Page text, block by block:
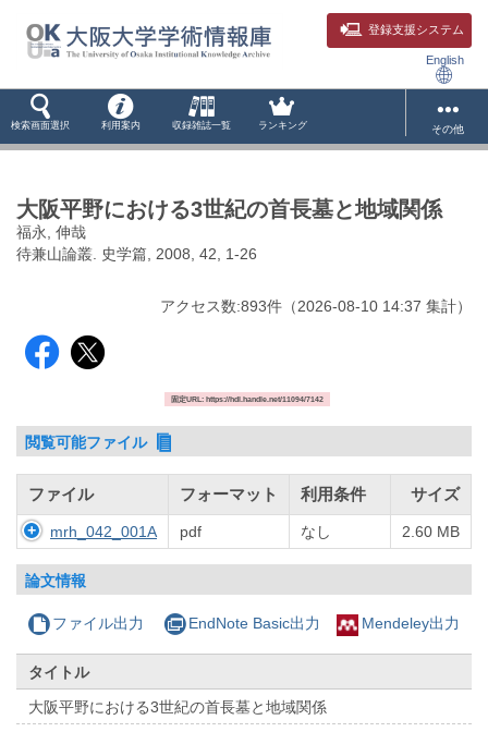
登録支援システム
English
検索画面選択 利用案内 収録雑誌一覧 ランキング その他
大阪平野における3世紀の首長墓と地域関係
福永, 伸哉
待兼山論叢. 史学篇, 2008, 42, 1-26
アクセス数:893件 （2026-08-10 14:37 集計）
固定URL: https://hdl.handle.net/11094/7142
閲覧可能ファイル
ファイル フォーマット 利用条件 サイズ
mrh_042_001A pdf なし 2.60 MB
論文情報
ファイル出力 EndNote Basic出力 Mendeley出力
タイトル
大阪平野における3世紀の首長墓と地域関係